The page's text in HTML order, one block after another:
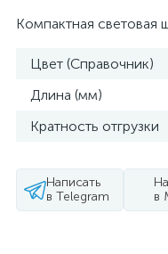
Компактная световая
Цвет (Справочник)
Длина (мм)
Кратность отгрузки
Написать
в Telegram
в